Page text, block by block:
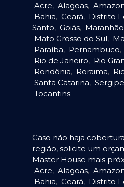
Acre, Alagoas,
Bahia, Ceará, Distrito
Santo, Goiás, Maranhão
Mato Grosso do Sul,
Paraíba, Pernambuco,
Rio de Janeiro, Rio
Rondônia, Roraima,
Santa Catarina, Sergipe
Tocantins.
Caso não haja
região, solicite um
Master House mais
Acre, Alagoas,
Bahia, Ceará, Distrito